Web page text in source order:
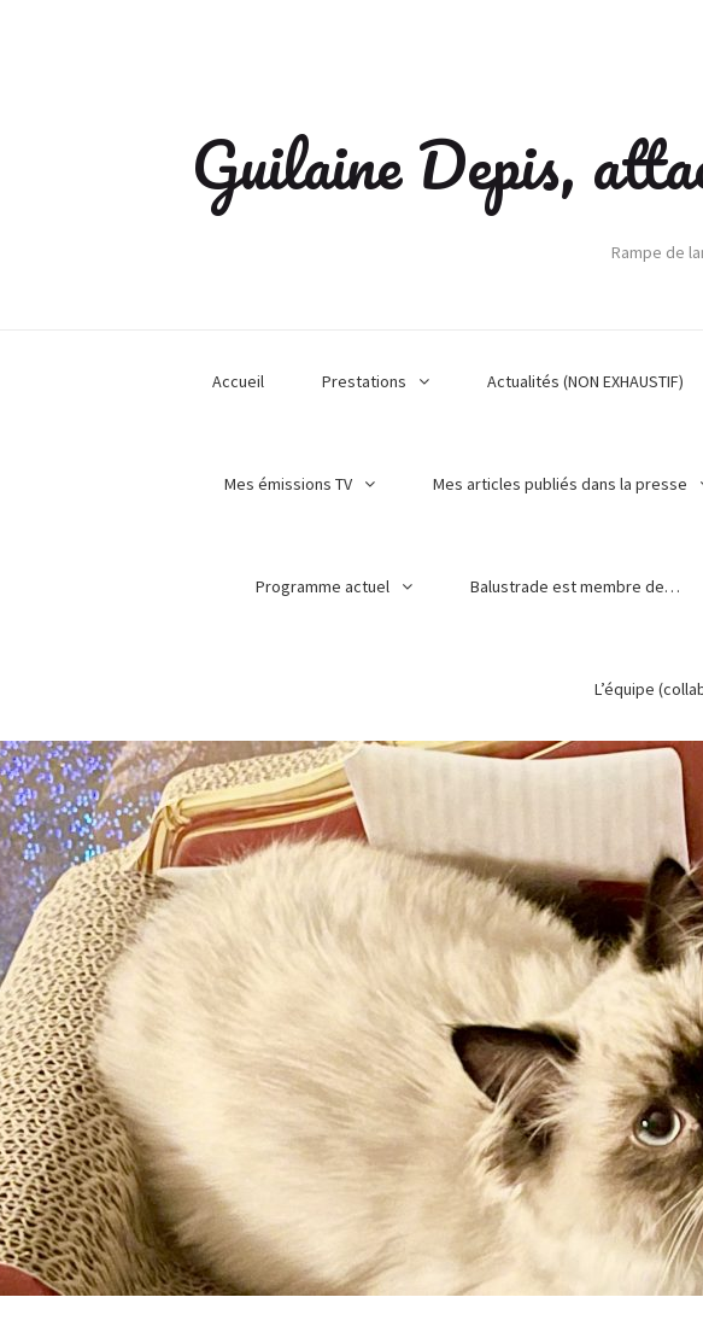
Guilaine Depis,
Rampe de
Accueil Prestations Actualités (NON EXHAUSTIF)
Mes émissions TV Mes articles publiés dans la presse
Programme actuel Balustrade est membre de…
L’équipe